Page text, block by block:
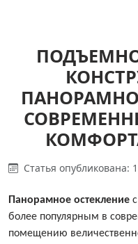
Статья опубликована:
Панорамное остекление
более популярным в
помещению